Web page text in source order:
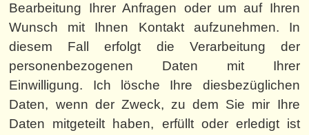
Bearbeitung Ihrer Anfragen oder um auf Ihren
Wunsch mit Ihnen Kontakt aufzunehmen. In
diesem Fall erfolgt die Verarbeitung der
personenbezogenen Daten mit Ihrer
Einwilligung. Ich lösche Ihre diesbezüglichen
Daten, wenn der Zweck, zu dem Sie mir Ihre
Daten mitgeteilt haben, erfüllt oder erledigt ist